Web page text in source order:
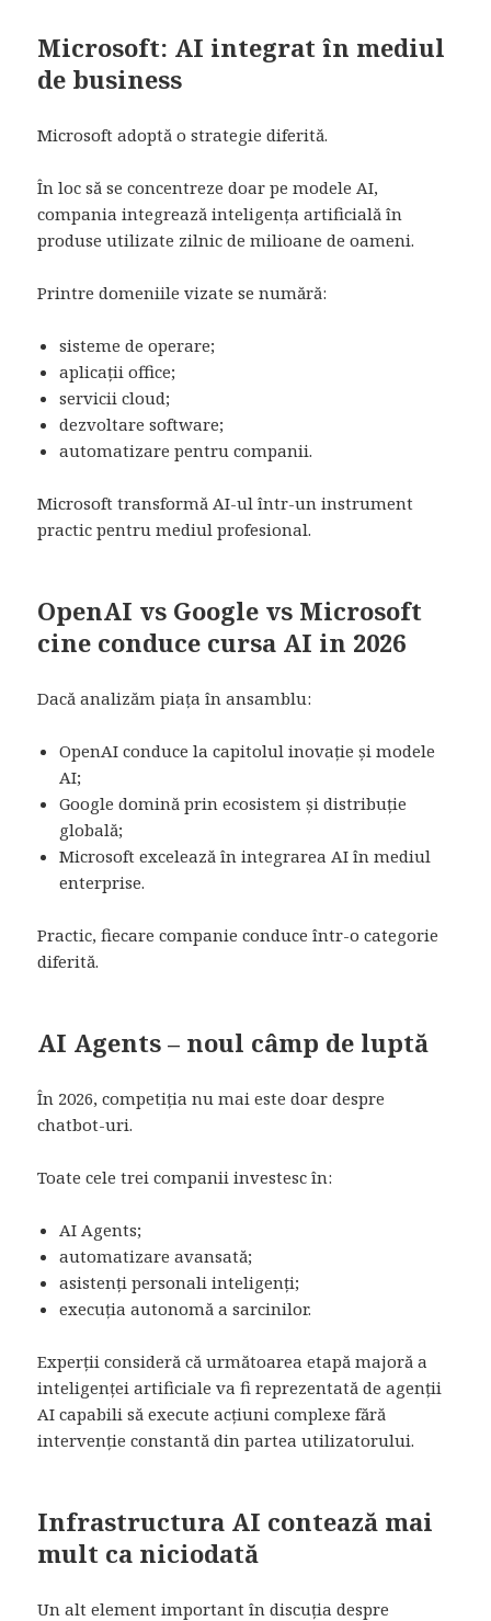
Microsoft: AI integrat în mediul
de business
Microsoft adoptă o strategie diferită.
În loc să se concentreze doar pe modele AI,
compania integrează inteligența artificială în
produse utilizate zilnic de milioane de oameni.
Printre domeniile vizate se numără:
sisteme de operare;
aplicații office;
servicii cloud;
dezvoltare software;
automatizare pentru companii.
Microsoft transformă AI-ul într-un instrument
practic pentru mediul profesional.
OpenAI vs Google vs Microsoft
cine conduce cursa AI in 2026
Dacă analizăm piața în ansamblu:
OpenAI conduce la capitolul inovație și modele
AI;
Google domină prin ecosistem și distribuție
globală;
Microsoft excelează în integrarea AI în mediul
enterprise.
Practic, fiecare companie conduce într-o categorie
diferită.
AI Agents – noul câmp de luptă
În 2026, competiția nu mai este doar despre
chatbot-uri.
Toate cele trei companii investesc în:
AI Agents;
automatizare avansată;
asistenți personali inteligenți;
execuția autonomă a sarcinilor.
Experții consideră că următoarea etapă majoră a
inteligenței artificiale va fi reprezentată de agenții
AI capabili să execute acțiuni complexe fără
intervenție constantă din partea utilizatorului.
Infrastructura AI contează mai
mult ca niciodată
Un alt element important în discuția despre